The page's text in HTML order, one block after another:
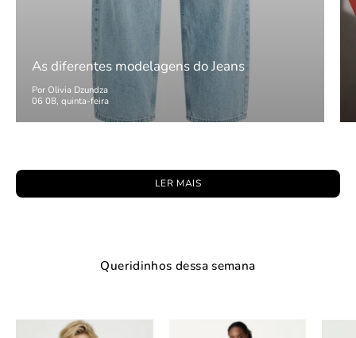
As diferentes modelagens do Jeans
Por Olivia Dzundza
06 08, quinta-feira
LER MAIS
Queridinhos dessa semana
Jaqueta
Saia